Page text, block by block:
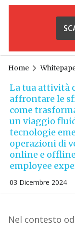
Home
La tua attività
affrontare le
come
un viaggio
tecnologie
operazioni di
online e
employee
03 Dicembre 2024
Nel contesto